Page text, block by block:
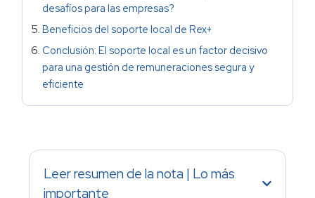
desafíos para las empresas?
Beneficios del soporte local de Rex+
Conclusión: El soporte local es un factor decisivo
para una gestión de remuneraciones segura y
eficiente
Leer resumen de la nota | Lo más
importante